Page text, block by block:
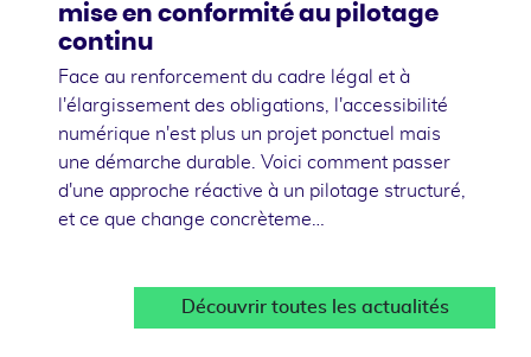
mise en conformité au pilotage
continu
Face au renforcement du cadre légal et à
l'élargissement des obligations, l'accessibilité
numérique n'est plus un projet ponctuel mais
une démarche durable. Voici comment passer
d'une approche réactive à un pilotage structuré,
et ce que change concrèteme…
Découvrir toutes les actualités